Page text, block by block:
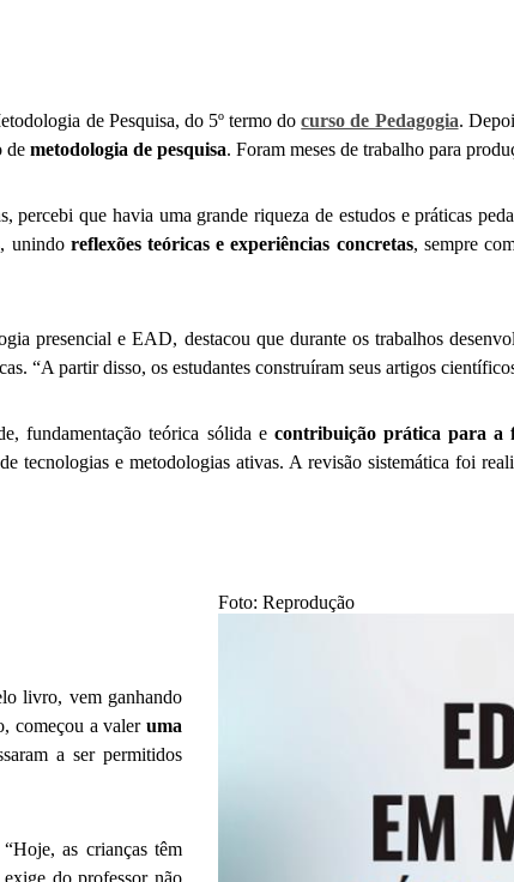
de Pesquisa, do 5º termo docurso de Pedagogia.
de metodologia de pesquisa. Foram meses de trabalho para
percebi que havia uma grande riqueza de estudos e práticas
unindo reflexões teóricas e experiências concretas, sempre
presencial e EAD, destacou que durante os trabalhos
“A partir disso, os estudantes construíram seus artigos
fundamentação teórica sólida e contribuição prática para a
tecnologias e metodologias ativas. A revisão sistemática foi
Foto: Reprodução
livro, vem ganhando
começou a valer uma
a ser permitidos
as crianças têm
do professor não